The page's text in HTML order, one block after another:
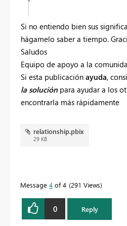
Si no entiendo bien sus
hágamelo saber a tiempo.
Saludos
Equipo de apoyo a la
Si esta publicación ayuda,
la solución para ayudar a los
encontrarla más rápidamente
relationship.pbix
29 KB
Message 4 of 4 291 Views
0 Reply